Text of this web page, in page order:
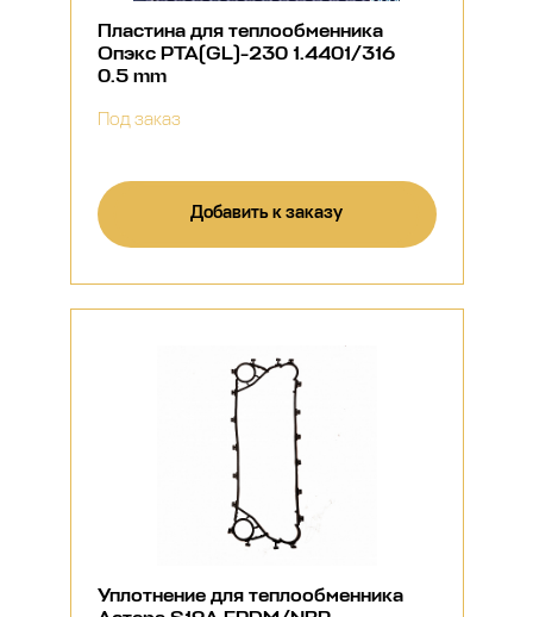
Пластина для теплообменника
Опэкс РТА(GL)-230 1.4401/316
0.5 mm
Под заказ
Добавить к заказу
Уплотнение для теплообменника